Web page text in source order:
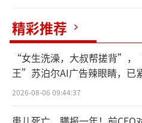
据了解，狼爪定位
运动户外及都市轻户
装备及体验，拥有顶尖
续性创新，且与安踏集
群形成差异化的品牌定
精彩推荐
“女生洗澡，大叔帮搓背”
王”苏泊尔AI广告辣眼睛，已
2026-08-06 09:44:37